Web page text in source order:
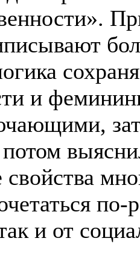
и
по-
и от